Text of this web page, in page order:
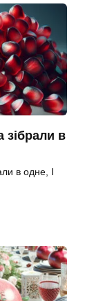
зібрали в
в одне, І